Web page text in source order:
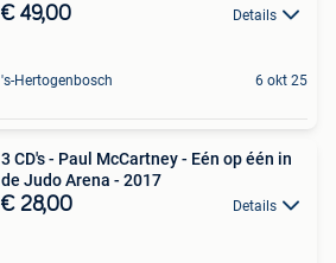
€ 49,00 Details
's-Hertogenbosch 6 okt 25
3 CD's - Paul McCartney - Eén op één in
de Judo Arena - 2017
€ 28,00 Details